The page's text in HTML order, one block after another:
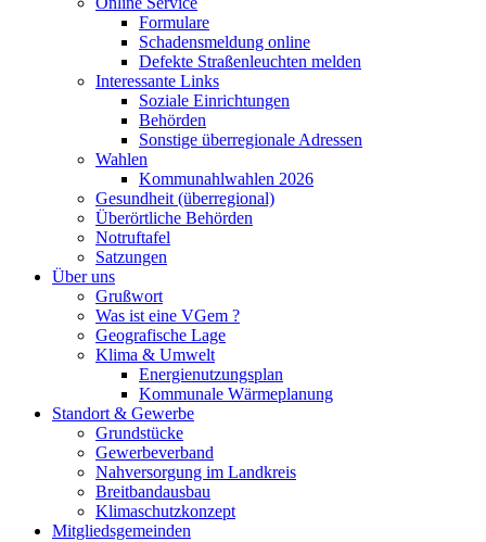
Formulare
Schadensmeldung online
Defekte Straßenleuchten melden
Interessante Links
Soziale Einrichtungen
Behörden
Sonstige überregionale Adressen
Wahlen
Kommunahlwahlen 2026
Gesundheit (überregional)
Überörtliche Behörden
Notruftafel
Satzungen
Über uns
Grußwort
Was ist eine VGem ?
Geografische Lage
Klima & Umwelt
Energienutzungsplan
Kommunale Wärmeplanung
Standort & Gewerbe
Grundstücke
Gewerbeverband
Nahversorgung im Landkreis
Breitbandausbau
Klimaschutzkonzept
Mitgliedsgemeinden